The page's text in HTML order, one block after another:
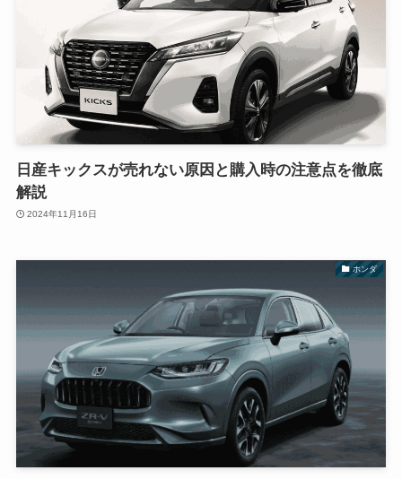
日産キックスが売れない原因と購入時の注意点を徹底
解説
2024年11月16日
ホンダ